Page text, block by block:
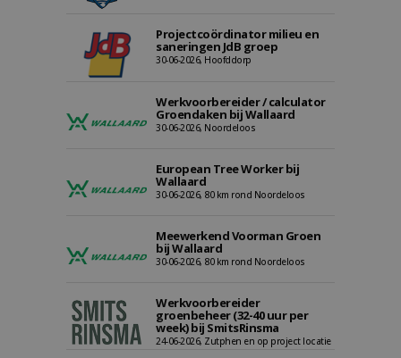
Projectcoördinator milieu en
saneringen JdB groep
30-06-2026, Hoofddorp
Werkvoorbereider / calculator
Groendaken bij Wallaard
30-06-2026, Noordeloos
European Tree Worker bij
Wallaard
30-06-2026, 80 km rond Noordeloos
Meewerkend Voorman Groen
bij Wallaard
30-06-2026, 80 km rond Noordeloos
Werkvoorbereider
groenbeheer (32-40 uur per
week) bij SmitsRinsma
24-06-2026, Zutphen en op project locatie